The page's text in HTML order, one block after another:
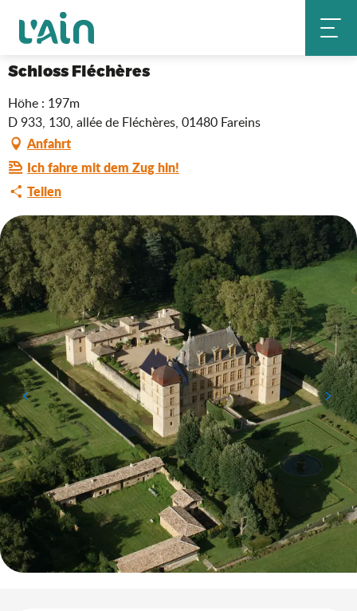
contenu
principal
Startseite
Schloss Fléchères
Höhe : 197m
D 933, 130, allée de Fléchères, 01480 Fareins
Anfahrt
Ich fahre mit dem Zug hin!
Teilen